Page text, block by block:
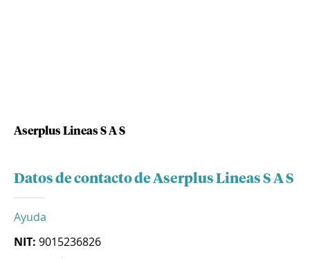
Aserplus Lineas S A S
Datos de contacto de Aserplus Lineas S A S
Ayuda
NIT: 9015236826